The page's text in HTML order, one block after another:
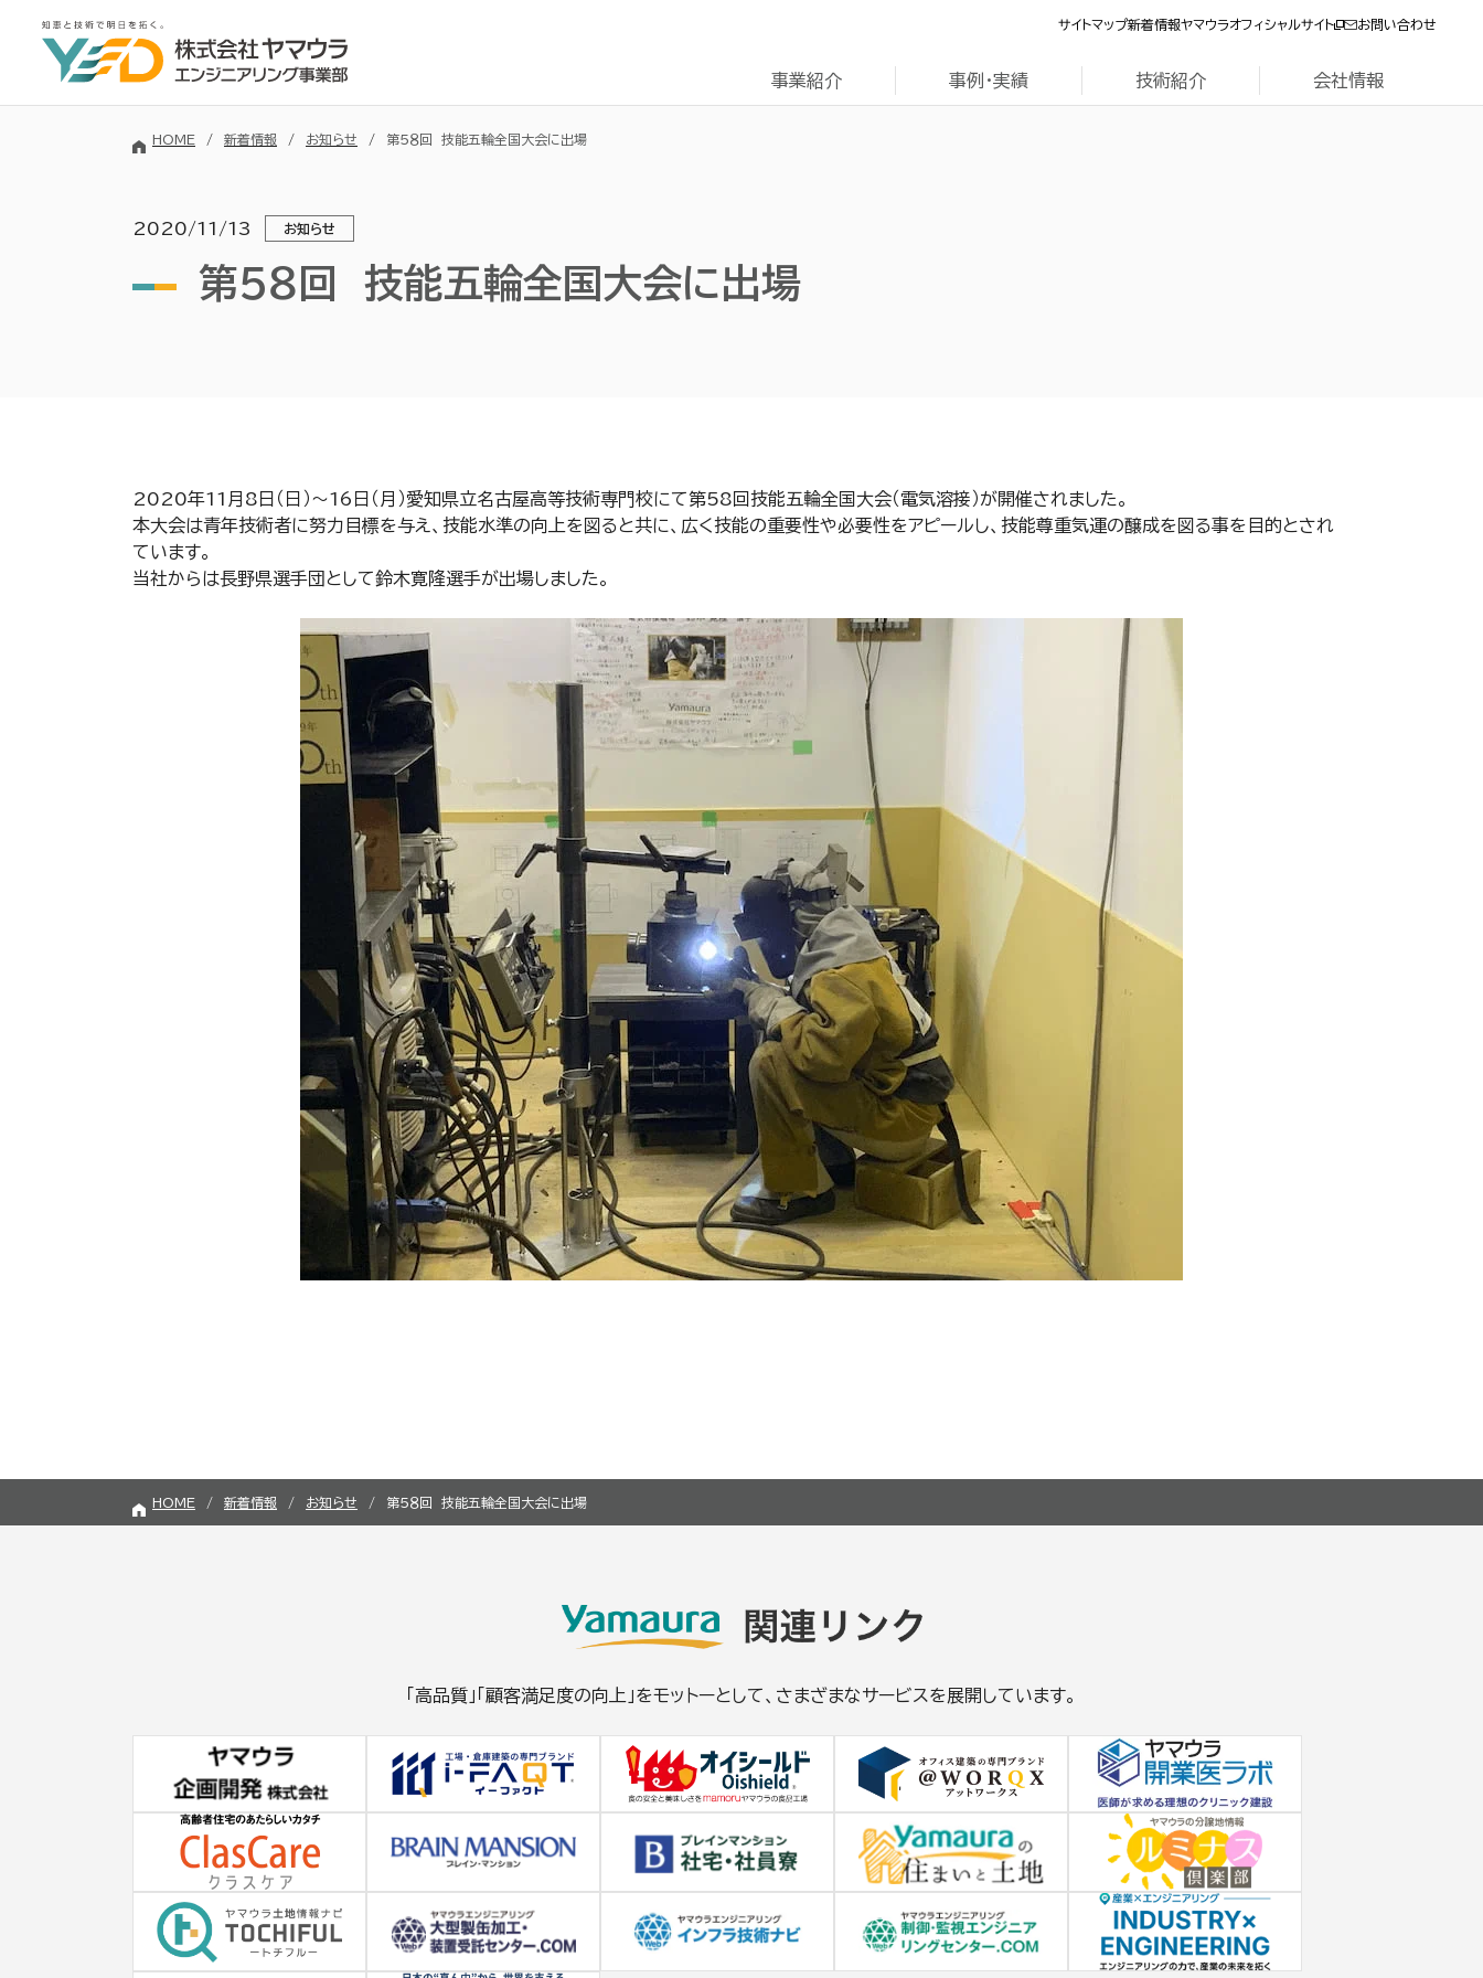
サイトマップ新着情報ヤマウラオフィシャルサイト お問い合わせ
事業紹介 事例・実績 技術紹介 会社情報
HOME 新着情報 お知らせ 第５８回 技能五輪全国大会に出場
2020/11/13 お知らせ
第５８回 技能五輪全国大会に出場
2020年11月8日（日）～16日（月）愛知県立名古屋高等技術専門校にて第58回技能五輪全国大会（電気溶接）が開催されました。
本大会は青年技術者に努力目標を与え、技能水準の向上を図ると共に、広く技能の重要性や必要性をアピールし、技能尊重気運の醸成を図る事を目的とされ
ています。
当社からは長野県選手団として鈴木寛隆選手が出場しました。
HOME 新着情報 お知らせ 第５８回 技能五輪全国大会に出場
「高品質」「顧客満足度の向上」をモットーとして、さまざまなサービスを展開しています。